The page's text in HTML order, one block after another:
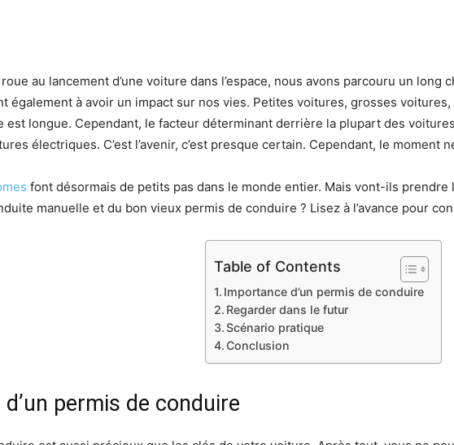
au lancement d’une voiture dans l’espace, nous avons parcouru un
également à avoir un impact sur nos vies. Petites voitures, grosses
est longue. Cependant, le facteur déterminant derrière la plupart des
électriques. C’est l’avenir, c’est presque certain. Cependant, le moment
font désormais de petits pas dans le monde entier. Mais vont-ils prendre
manuelle et du bon vieux permis de conduire ? Lisez à l’avance pour
Table of Contents
Importance d’un permis de conduire
Regarder dans le futur
Scénario pratique
Conclusion
permis de conduire